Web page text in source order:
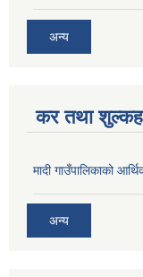
अन्य
कर तथा
मादी गाउँपालिकाको
अन्य